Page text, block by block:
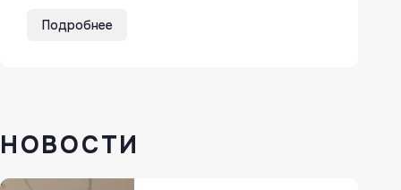
Подробнее
НОВОСТИ